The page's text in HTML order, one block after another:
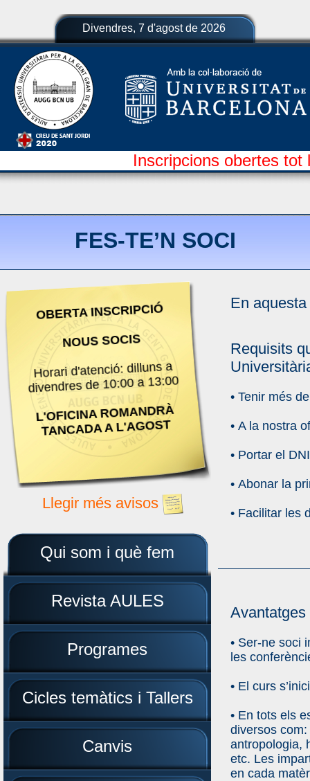
Divendres, 7 d'agost de 2026
Inscripcions obertes tot
FES-TE’N SOCI
OBERTA INSCRIPCIÓ
NOUS SOCIS
Horari d'atenció: dilluns a
divendres de 10:00 a 13:00
L'OFICINA ROMANDRÀ
TANCADA A L'AGOST
Llegir més avisos
Qui som i què fem
Revista AULES
Programes
Cicles temàtics i Tallers
Canvis
En
Requisits
• Tenir més
• A la nostra
• Portar el
• Abonar la
• Facilitar les
• Ser-ne soci
les
• El curs
• En tots els
diversos
antropologia,
etc. Les
en cada